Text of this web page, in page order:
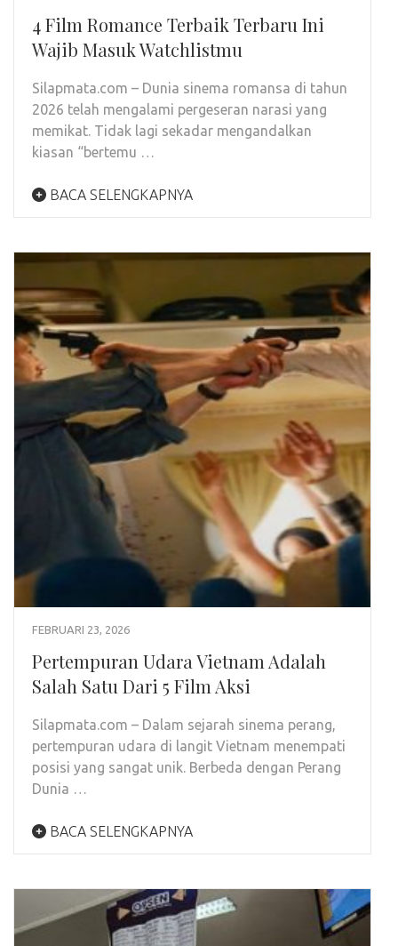
4 Film Romance Terbaik Terbaru Ini
Wajib Masuk Watchlistmu
Silapmata.com – Dunia sinema romansa di tahun
2026 telah mengalami pergeseran narasi yang
memikat. Tidak lagi sekadar mengandalkan
kiasan “bertemu …
BACA SELENGKAPNYA
FEBRUARI 23, 2026
Pertempuran Udara Vietnam Adalah
Salah Satu Dari 5 Film Aksi
Silapmata.com – Dalam sejarah sinema perang,
pertempuran udara di langit Vietnam menempati
posisi yang sangat unik. Berbeda dengan Perang
Dunia …
BACA SELENGKAPNYA